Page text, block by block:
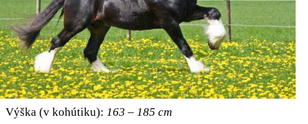
Výška (v kohútiku): 163 – 185 cm